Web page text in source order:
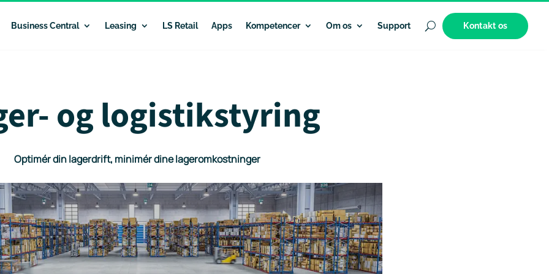
Business Central Leasing LS Retail Apps Kompetencer Om os Support Kontakt os
og logistikstyring
Optimér din lagerdrift, minimér dine lageromkostninger